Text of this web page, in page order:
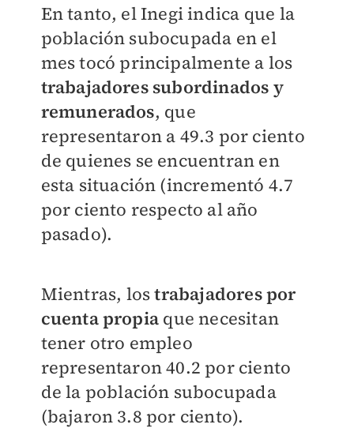
En tanto, el Inegi indica que la
población subocupada en el
mes tocó principalmente a los
trabajadores subordinados y
remunerados, que
representaron a 49.3 por ciento
de quienes se encuentran en
esta situación (incrementó 4.7
por ciento respecto al año
pasado).
Mientras, lostrabajadores por
cuenta propia que necesitan
tener otro empleo
representaron 40.2 por ciento
de la población subocupada
(bajaron 3.8 por ciento).